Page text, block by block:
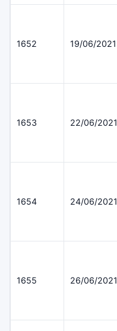
1652 19/06/2021
1653 22/06/2021
1654 24/06/2021
1655 26/06/2021